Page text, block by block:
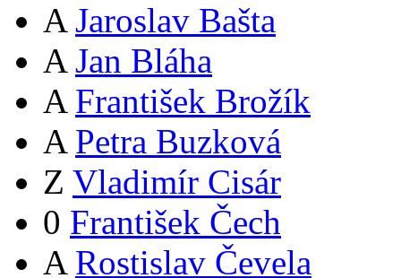
A Jaroslav Bašta
A Jan Bláha
A František Brožík
A Petra Buzková
Z Vladimír Cisár
0 František Čech
A Rostislav Čevela